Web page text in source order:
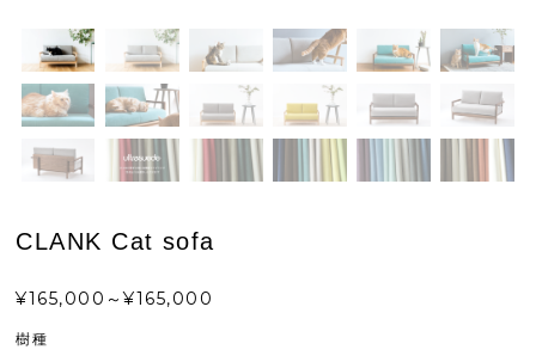
CLANK Cat sofa
¥165,000～¥165,000
樹種